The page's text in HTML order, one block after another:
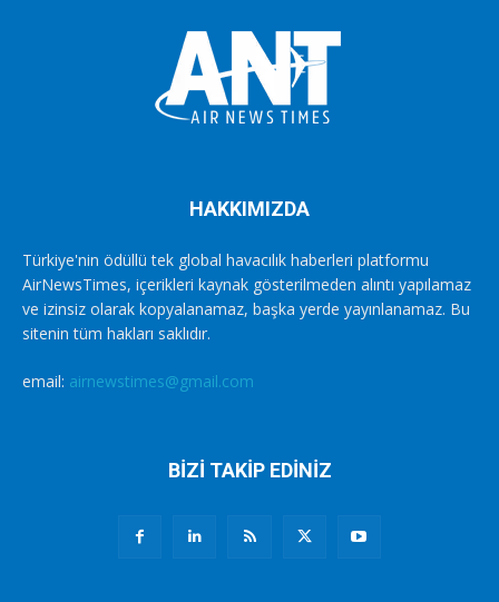
HAKKIMIZDA
Türkiye'nin ödüllü tek global havacılık haberleri platformu
AirNewsTimes, içerikleri kaynak gösterilmeden alıntı yapılamaz
ve izinsiz olarak kopyalanamaz, başka yerde yayınlanamaz. Bu
sitenin tüm hakları saklıdır.
email: airnewstimes@gmail.com
BİZİ TAKİP EDİNİZ